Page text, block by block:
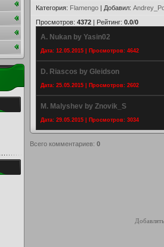
Категория: Flamengo | Добавил:
Просмотров: 4372 | Рейтинг: 0.0/0
A. Nukan by Yasin02
Дата: 12.05.2015 | Просмотров: 4642
D. Riascos by Gleidson
Дата: 25.05.2015 | Просмотров: 2602
M. Malyshev by Znovik_S
Дата: 29.05.2015 | Просмотров: 3034
Всего комментариев: 0